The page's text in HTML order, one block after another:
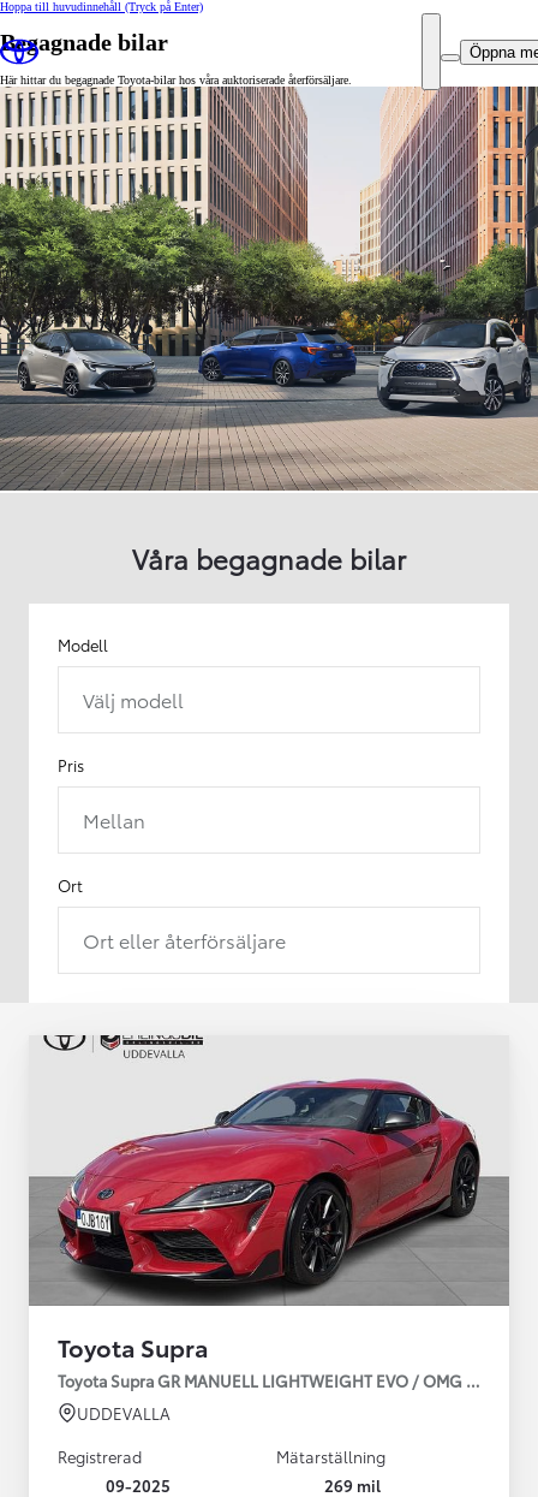
Hoppa till huvudinnehåll (Tryck på Enter)
Öppna
Begagnade bilar
Här hittar du begagnade Toyota-bilar hos våra auktoriserade återförsäljare.
Våra begagnade bilar
Modell
Välj modell
Pris
Mellan
Ort
Ort eller återförsäljare
Toyota Supra
Toyota Supra GR MANUELL LIGHTWEIGHT EVO / OMG LEV!
UDDEVALLA
Registrerad
09-2025
Mätarställning
269 mil